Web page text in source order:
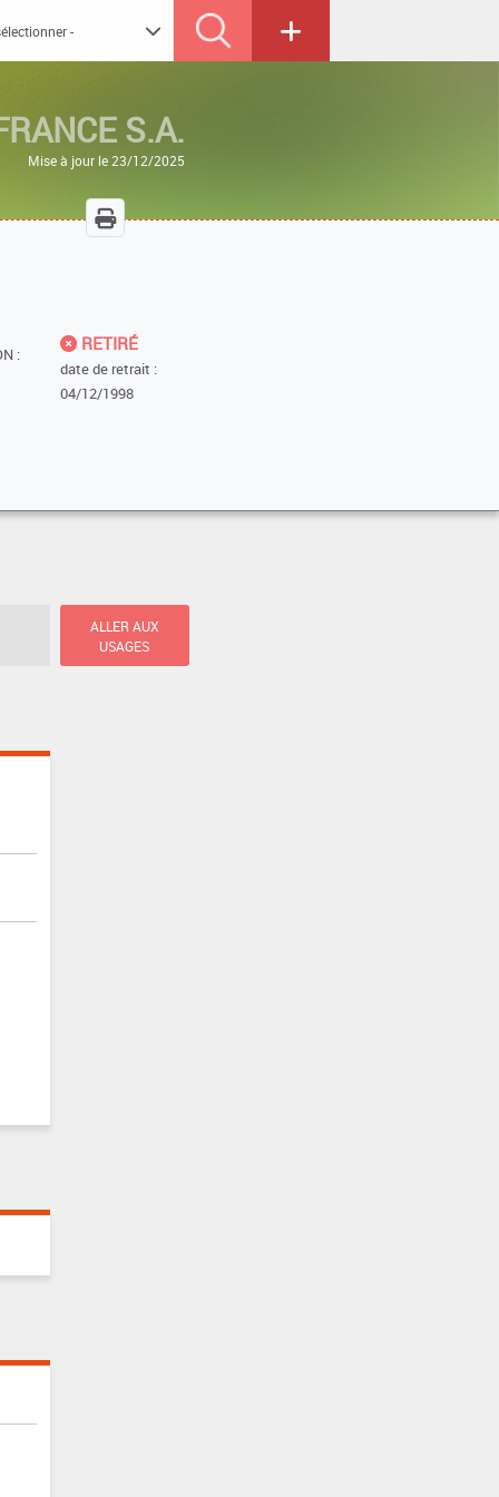
S.A.
Mise à jour le 23/12/2025
:
RETIRÉ
date de retrait :
04/12/1998
ALLER AUX
USAGES